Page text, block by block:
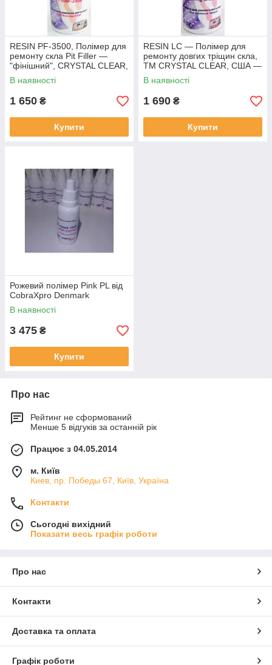
RESIN PF-3500, Полімер для
ремонту скла Pit Filler —
"фінішний", CRYSTAL CLEAR,
США — 30 мл.
В наявності
1 650 ₴
Купити
RESIN LC — Полімер для
ремонту довгих тріщин скла,
ТМ CRYSTAL CLEAR, США —
30 мл
В наявності
1 690 ₴
Купити
Рожевий полімер Pink PL від
CobraXpro Denmark
В наявності
3 475 ₴
Купити
Про нас
Рейтинг не сформований
Менше 5 відгуків за останній рік
Працює з 04.05.2014
м. Київ
Киев, пр. Победы 67, Київ, Україна
Контакти
Сьогодні вихідний
Показати весь графік роботи
Про нас
Контакти
Доставка та оплата
Графік роботи